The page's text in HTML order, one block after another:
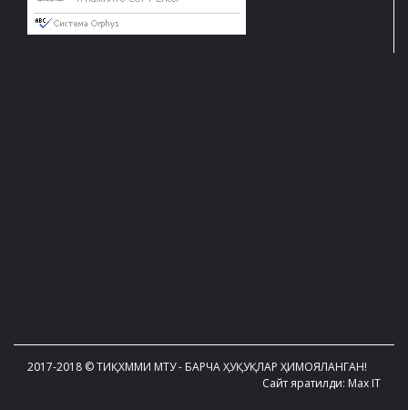
2017-2018 © ТИҚХММИ МТУ - БАРЧА ҲУҚУҚЛАР ҲИМОЯЛАНГАН!
Сайт яратилди: Max IT